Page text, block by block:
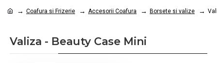
Coafura si Frizerie Accesorii Coafura Borsete si valize
Valiza - Beauty Case Mini